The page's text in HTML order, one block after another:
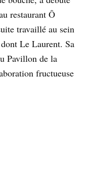
restaurant Ô
travaillé au sein
Le Laurent. Sa
Pavillon de la
fructueuse